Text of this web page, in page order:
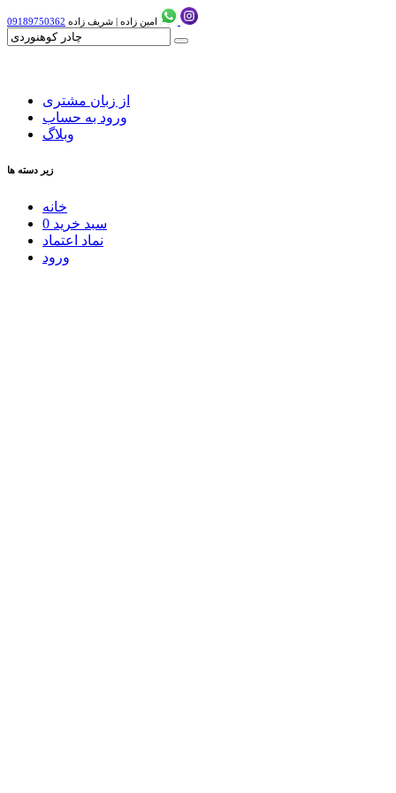
09189750362 امین زاده | شریف زاده
از زبان مشتری
ورود به حساب
وبلاگ
زیر دسته ها
خانه
0 سبد خرید
نماد اعتماد
ورود